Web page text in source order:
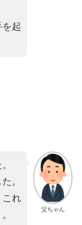
起
父ちゃん
。
これ